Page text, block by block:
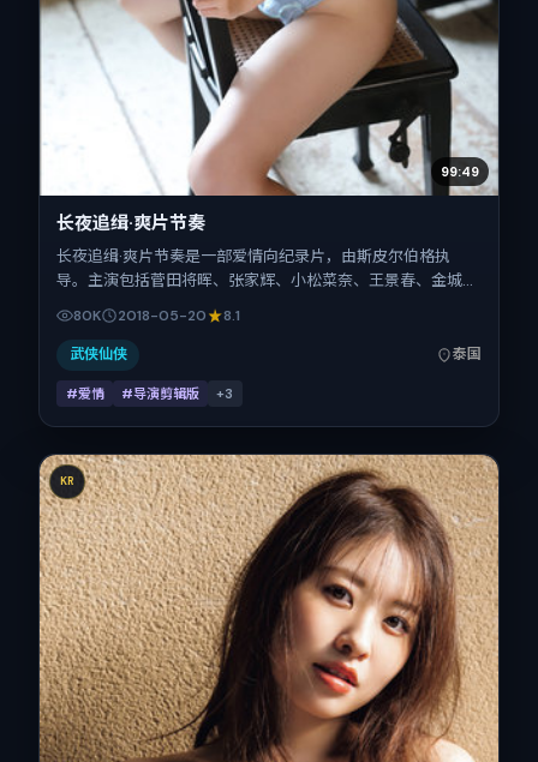
99:49
长夜追缉·爽片节奏
长夜追缉·爽片节奏是一部爱情向纪录片，由斯皮尔伯格执
导。主演包括菅田将晖、张家辉、小松菜奈、王景春、金城
武。作品主要在泰国取景与发行，2018年春季档与观众见
面，首映日期 2018-05-20，正片时长157分钟。
80K 2018-05-20 8.1
武侠仙侠 泰国
#爱情 #导演剪辑版 +3
KR